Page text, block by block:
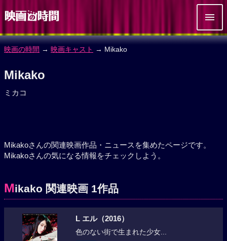
映画の時間 → 映画キャスト → Mikako
Mikako
ミカコ
Mikakoさんの関連映画作品・ニュースを集めたページです。
Mikakoさんの気になる情報をチェックしよう。
Mikako 関連映画 1作品
L エル（2016）
色のない街で生まれた少女...